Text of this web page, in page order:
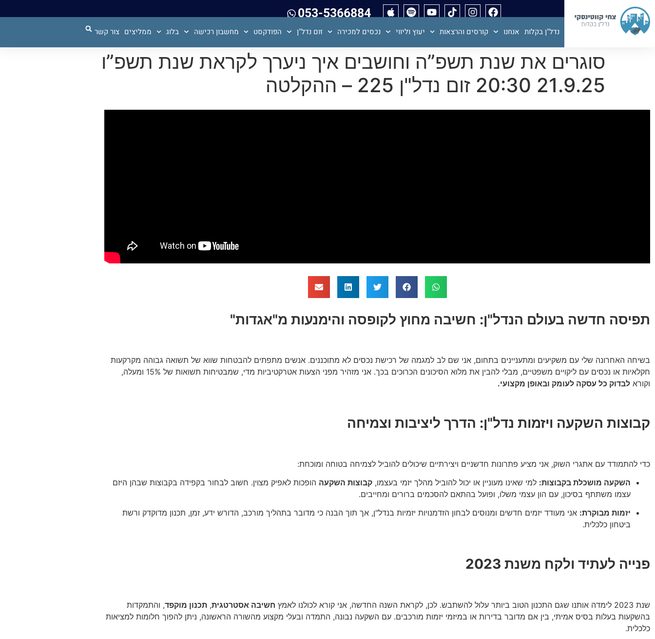
053-5366884
נדל"ן בקלות אנחנו קורסים והרצאות יעוץ וליווי נכסים למכירה זום נדל"ן הפודקסט מחשבון רכישה בלוג ממליצים צור קשר
סוגרים את שנת תשפ”ה וחושבים איך ניערך לקראת שנת תשפ”ו
21.9.25 20:30 זום נדל"ן 225 – ההקלטה
תפיסה חדשה בעולם הנדל"ן: חשיבה מחוץ לקופסה והימנעות מ"אגדות"
בשיחה האחרונה שלי עם משקיעים ומתעניינים בתחום, אני שם לב למגמה של רכישת נכסים לא מתוכננים. אנשים מתפתים להבטחות שווא של תשואה גבוהה מקרקעות
חקלאיות או נכסים עם ליקויים משפטיים, מבלי להבין את מלוא הסיכונים הכרוכים בכך. אני מזהיר מפני הצעות אטרקטיביות מדי, שמבטיחות תשואות של 15% ומעלה,
וקורא לבדוק כל עסקה לעומק ובאופן מקצועי.
קבוצות השקעה ויזמות נדל"ן: הדרך ליציבות וצמיחה
כדי להתמודד עם אתגרי השוק, אני מציע פתרונות חדשניים ויצירתיים שיכולים להוביל לצמיחה בטוחה ומוכחת:
השקעה מושכלת בקבוצות: למי שאינו מעוניין או יכול להוביל מהלך יזמי בעצמו, קבוצות השקעה הופכות לאפיק מצוין. חשוב לבחור בקפידה בקבוצות שבהן היזם
עצמו משתתף בסיכון, עם הון עצמי משלו, ופועל בהתאם להסכמים ברורים ומחייבים.
יזמות מבוקרת: אני מעודד יזמים חדשים ומנוסים לבחון הזדמנויות יזמיות בנדל"ן, אך תוך הבנה כי מדובר בתהליך מורכב, הדורש ידע, זמן, תכנון מדוקדק ורשת
ביטחון כלכלית.
פנייה לעתיד ולקח משנת 2023
שנת 2023 לימדה אותנו שגם התכנון הטוב ביותר עלול להשתבש. לכן, לקראת השנה החדשה, אני קורא לכולנו לאמץ חשיבה אסטרטגית, תכנון מוקפד, והתמקדות
בהשקעות בעלות בסיס אמיתי, בין אם מדובר בדירות או במיזמי יזמות מורכבים. עם השקעה נבונה, התמדה ובעלי מקצוע מהשורה הראשונה, ניתן להפוך חלומות למציאות
כלכלית.